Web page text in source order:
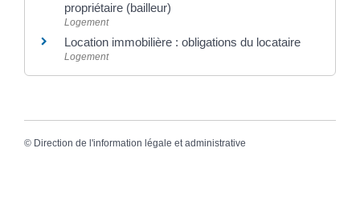
propriétaire (bailleur)
Logement
Location immobilière : obligations du locataire
Logement
© Direction de l'information légale et administrative